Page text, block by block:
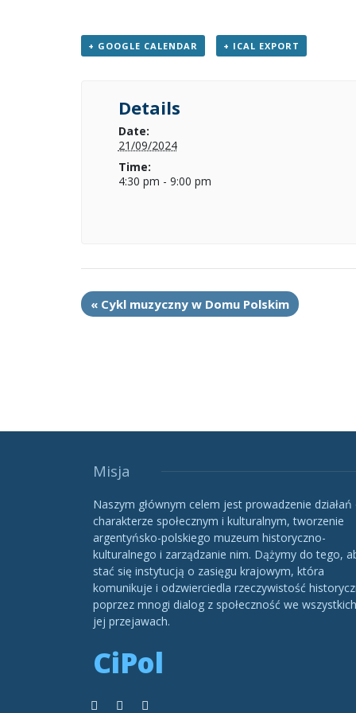
+ GOOGLE CALENDAR + ICAL EXPORT
Details
Date:
21/09/2024
Time:
4:30 pm - 9:00 pm
« Cykl muzyczny w Domu Polskim
Misja
Naszym głównym celem jest prowadzenie działań
charakterze społecznym i kulturalnym, tworzenie
argentyńsko-polskiego muzeum historyczno-
kulturalnego i zarządzanie nim. Dążymy do tego,
stać się instytucją o zasięgu krajowym, która
komunikuje i odzwierciedla rzeczywistość
poprzez mnogi dialog z społeczność we wszystkich
jej przejawach.
CiPol